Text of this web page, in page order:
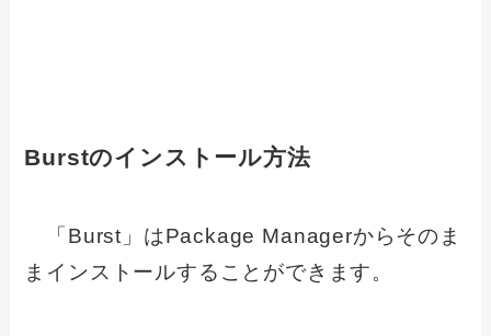
Burstのインストール方法
「Burst」はPackage Managerからそのま
まインストールすることができます。